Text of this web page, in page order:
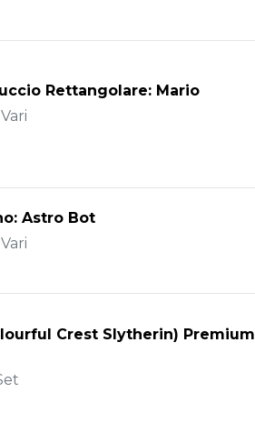
Rettangolare: Mario
Astro Bot
Crest Slytherin) Premium